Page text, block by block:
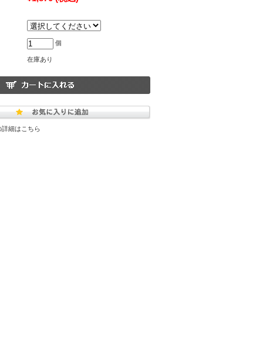
個
在庫あり
細はこちら